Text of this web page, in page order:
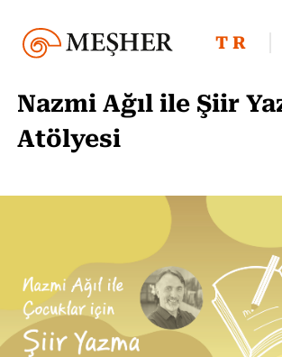
TR
Nazmi Ağıl ile Şiir
Atölyesi